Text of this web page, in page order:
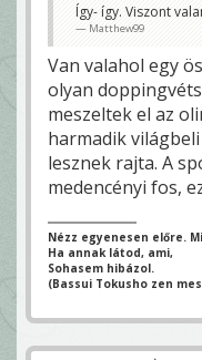
Így- így. Viszont
Matthew99
Van valahol egy
olyan
meszeltek el az
harmadik
lesznek rajta. A
medencényi fos,
Nézz egyenesen előre.
Ha annak látod, ami,
Sohasem hibázol.
(Bassui Tokusho zen